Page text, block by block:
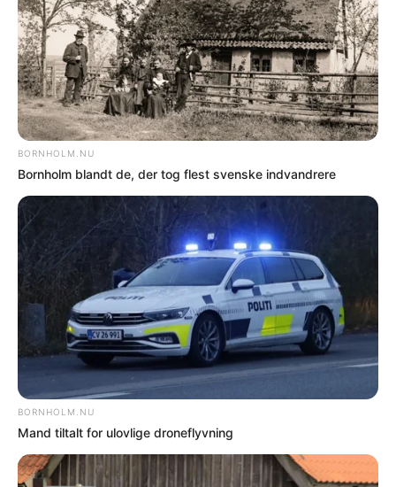
FORKERTE FAKTA? Bornholm.nu skal ikke
offentliggøre faktuelle fejl. Hvis der er noget
i denne artikel, du føler er forkert, skal du
kontakte os på mail: red@bornholm.nu.
© Copyright 2026 Bornholm.nu. Denne artikel er beskyttet af lov om